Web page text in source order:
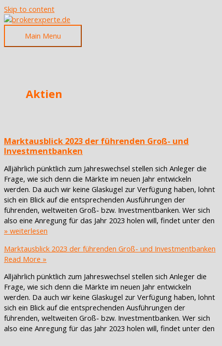
Skip to content
Main Menu
Aktien
Marktausblick 2023 der führenden Groß- und
Investmentbanken
Alljährlich pünktlich zum Jahreswechsel stellen sich Anleger die
Frage, wie sich denn die Märkte im neuen Jahr entwickeln
werden. Da auch wir keine Glaskugel zur Verfügung haben, lohnt
sich ein Blick auf die entsprechenden Ausführungen der
führenden, weltweiten Groß- bzw. Investmentbanken. Wer sich
also eine Anregung für das Jahr 2023 holen will, findet unter den
» weiterlesen
Marktausblick 2023 der führenden Groß- und Investmentbanken
Read More »
Alljährlich pünktlich zum Jahreswechsel stellen sich Anleger die
Frage, wie sich denn die Märkte im neuen Jahr entwickeln
werden. Da auch wir keine Glaskugel zur Verfügung haben, lohnt
sich ein Blick auf die entsprechenden Ausführungen der
führenden, weltweiten Groß- bzw. Investmentbanken. Wer sich
also eine Anregung für das Jahr 2023 holen will, findet unter den